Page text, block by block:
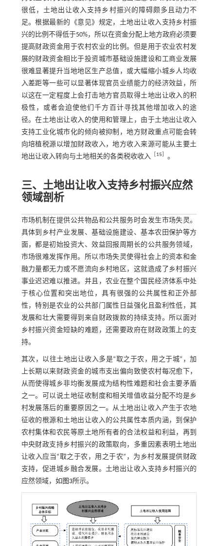
很低，土地出让收入支持乡村振兴的障碍颇多且动力不
足。根据最新的《意见》规定，土地出让收入支持乡村振
兴的比例不得低于50%，所以在资金分配上地方政府必须要
提高财政资金用于农村农业的比例。但是用于农业农村发
展的财政资金相比于投资城市基础设施建设和工商业发展
很难显著提升当地地区生产总值，或大幅缩小城乡人均收
入差距等一些可以显著体现官员业绩能力的经济效益，所
以这在一定程度上会打击地方官员取得土地出让收入的积
极性，或者会迫使他们千方百计寻找其他增加收入的途
径。在土地出让收入的使用和管理上，由于土地出让收入
支持工业化城市化的倾向被抑制，地方财政重点可能会转
向培植税源以增加财政收入，地方收入来源可能从主要土
地出让收入转向与土地相关的各类税收收入
15 。
三、土地出让收入支持乡村振兴应然
领域剖析
市场机制在提供公共物品和公共服务时会发生市场失灵。
具体到乡村产业发展、基础设施建设、基本农田保护等方
面，都是初始投资大、效益回报周期长的公共服务领域，
市场很难发挥作用。所以市场失灵使得社会上的资本和金
融力量都无力或不愿流向乡村地区，这就造成了乡村振兴
事业迟迟难以推进。并且，农业在整个国民经济体系中处
于核心位置和突出地位，具有很强的公共属性和正外部
性，特别是农业的公共部门属性日益强化且盈利性低，其
发展和壮大需要得到来自财政拨款的持续支持。所以面对
乡村振兴资金短缺的难题，还需要政府在财政政策上的支
持。
其次，以往土地出让收入多是“取之于农，用之于城”，加
上长期以来财政资金的城市支出偏向致使农村每况愈下，
从而使得城乡非均衡发展成为结构性难题和社会主要矛盾
之一。可以说土地征收制度和相关增值收益分配不均是乡
村发展落后的重要原因之一。从土地出让收入产生于农地
征收的根源和土地出让收入的公共属性本质内涵，到保护
农村集体和农民等原土地所有者的合法权益和利益，再到
中央财政支持乡村振兴的政策取向，多重因素表明土地出
让收入应当“取之于农，用之于农”，为乡村发展提供财政
支持，促进城乡融合发展。土地出让收入支持乡村振兴的
应然领域，如 图3所示。